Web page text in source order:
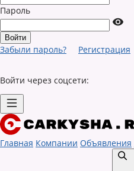
Пароль
Забыли пароль? Регистрация
Войти через соцсети:
Главная Компании Объявления